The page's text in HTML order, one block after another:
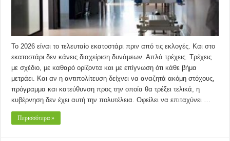
Το 2026 είναι το τελευταίο εκατοστάρι πριν από τις εκλογές. Και στο
εκατοστάρι δεν κάνεις διαχείριση δυνάμεων. Απλά τρέχεις. Τρέχεις
με σχέδιο, με καθαρό ορίζοντα και με επίγνωση ότι κάθε βήμα
μετράει. Και αν η αντιπολίτευση δείχνει να αναζητά ακόμη στόχους,
πρόγραμμα και κατεύθυνση προς την οποία θα τρέξει τελικά, η
κυβέρνηση δεν έχει αυτή την πολυτέλεια. Οφείλει να επιταχύνει …
Περισσότερα »